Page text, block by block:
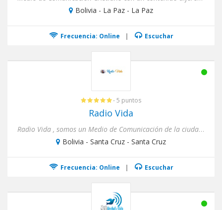
Bolivia - La Paz - La Paz
Frecuencia: Online | Escuchar
- 5 puntos
Radio Vida
Radio Vida , somos un Medio de Comunicación de la ciudad de Santa Cruz Bolivia, para oyentes de todas las edades.
Bolivia - Santa Cruz - Santa Cruz
Frecuencia: Online | Escuchar